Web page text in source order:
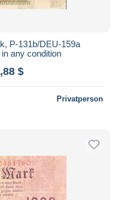
P-131b/DEU-159a
any condition
$
Privatperson